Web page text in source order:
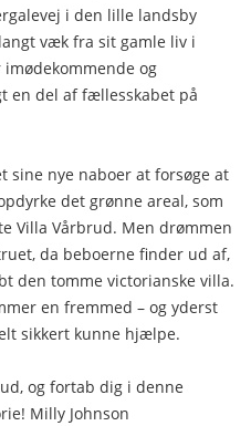
i den lille landsby
væk fra sit gamle liv i
og
en del af fællesskabet på
sine nye naboer at forsøge at
det grønne areal, som
Villa Vårbrud. Men drømmen
da beboerne finder ud af,
den tomme victorianske villa.
en fremmed – og yderst
sikkert kunne hjælpe.
og fortab dig i denne
Milly Johnson